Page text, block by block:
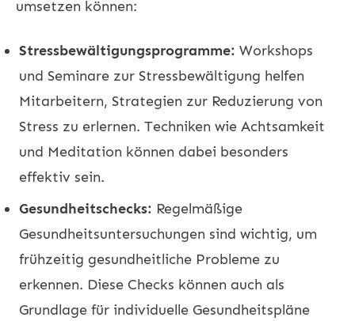
umsetzen können:
Stressbewältigungsprogramme: Workshops
und Seminare zur Stressbewältigung helfen
Mitarbeitern, Strategien zur Reduzierung von
Stress zu erlernen. Techniken wie Achtsamkeit
und Meditation können dabei besonders
effektiv sein.
Gesundheitschecks: Regelmäßige
Gesundheitsuntersuchungen sind wichtig, um
frühzeitig gesundheitliche Probleme zu
erkennen. Diese Checks können auch als
Grundlage für individuelle Gesundheitspläne